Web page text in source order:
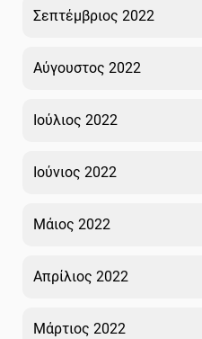
Σεπτέμβριος 2022
Αύγουστος 2022
Ιούλιος 2022
Ιούνιος 2022
Μάιος 2022
Απρίλιος 2022
Μάρτιος 2022